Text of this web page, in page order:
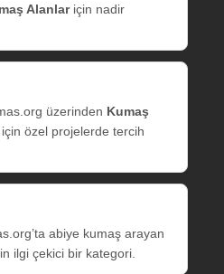
Alanlariçin nadir
üzerinden Kumaş
özel projelerde tercih
abiye kumaş arayan
ilgi çekici bir kategori.